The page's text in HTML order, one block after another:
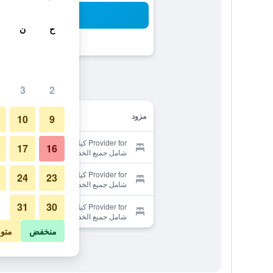
مزود
Provider for كيليكيا ريزورت كاميوفا -
شامل جميع الخدمات
Provider for كيليكيا ريزورت كاميوفا -
شامل جميع الخدمات
Provider for كيليكيا ريزورت كاميوفا -
شامل جميع الخدمات
ح ن
2
3
9
10
16
17
23
24
30
31
منخفض